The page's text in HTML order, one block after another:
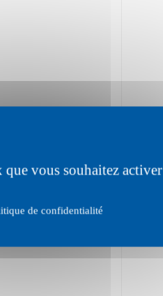
vous souhaitez activer
de confidentialité